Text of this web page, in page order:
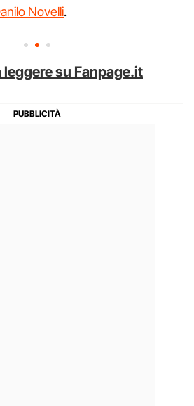
Novelli.
leggere su Fanpage.it